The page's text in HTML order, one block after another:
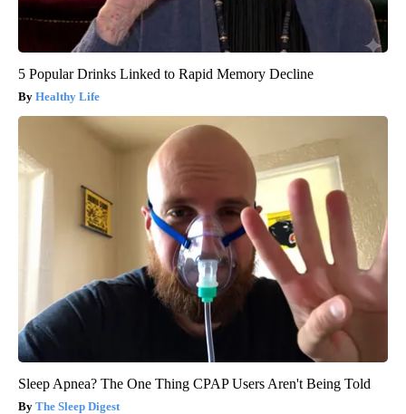
5 Popular Drinks Linked to Rapid Memory Decline
Healthy Life
Sleep Apnea? The One Thing CPAP Users Aren't Being Told
The Sleep Digest